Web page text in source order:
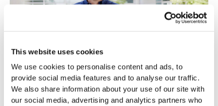
This website uses cookies
We use cookies to personalise content and ads, to
provide social media features and to analyse our traffic.
We also share information about your use of our site with
our social media, advertising and analytics partners who